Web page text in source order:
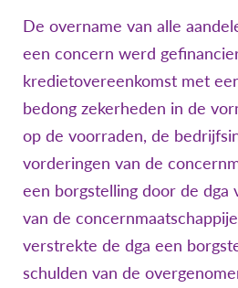
De overname van alle
een concern werd
kredietovereenkomst met
bedong zekerheden in de
op de voorraden, de
vorderingen van de
een borgstelling door de dga
van de
verstrekte de dga een
schulden van de